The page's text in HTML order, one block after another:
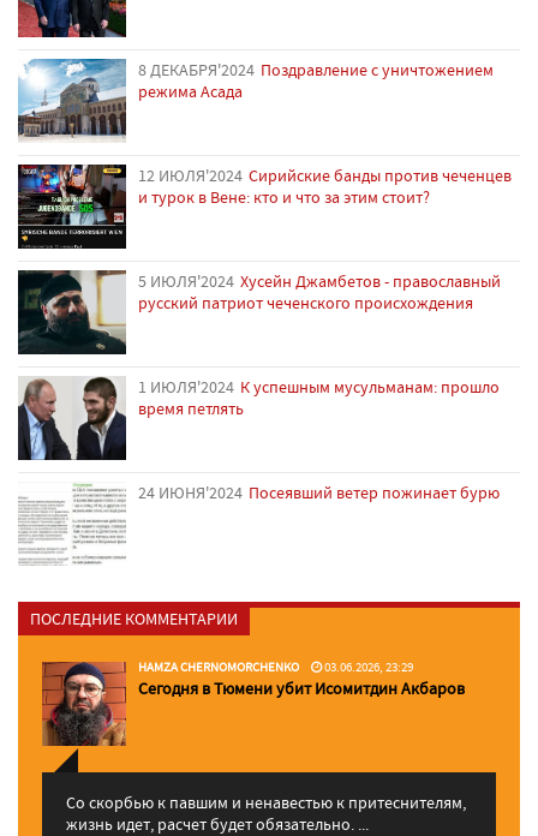
8 ДЕКАБРЯ'2024 Поздравление с уничтожением
режима Асада
12 ИЮЛЯ'2024 Сирийские банды против чеченцев
и турок в Вене: кто и что за этим стоит?
5 ИЮЛЯ'2024 Хусейн Джамбетов - православный
русский патриот чеченского происхождения
1 ИЮЛЯ'2024 К успешным мусульманам: прошло
время петлять
24 ИЮНЯ'2024 Посеявший ветер пожинает бурю
ПОСЛЕДНИЕ КОММЕНТАРИИ
HAMZA CHERNOMORCHENKO 03.06.2026, 23:29
Сегодня в Тюмени убит Исомитдин Акбаров
Со скорбью к павшим и ненавестью к притеснителям,
жизнь идет, расчет будет обязательно. ...